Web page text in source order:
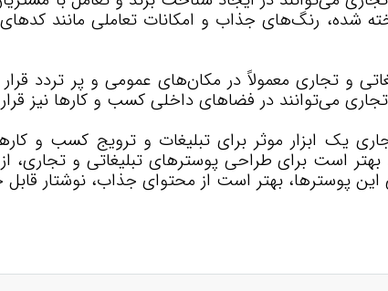
و تجاری معمولاً در مکان‌های عمومی و پر تردد
می‌توانند در فضاهای داخلی کسب و کارها نیز
یک ابزار موثر برای تبلیغات و ترویج کسب و
است برای طراحی پوسترهای تبلیغاتی و تجاری،
پوسترها، بهتر است از محتوای جذاب، نوشتار